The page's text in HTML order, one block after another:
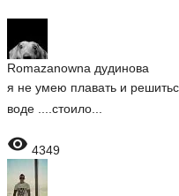
Romazanowna дудинова
я не умею плавать и
воде ....стоило...
 4349